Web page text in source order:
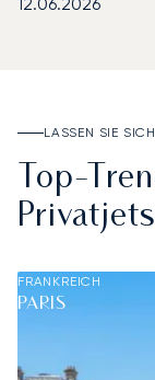
LASSEN SIE
Top-
Privatjets
FRANKREICH
PARIS